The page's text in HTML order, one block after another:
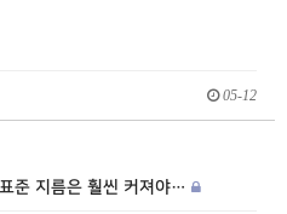
05-12
준 지름은 훨씬 커져야…